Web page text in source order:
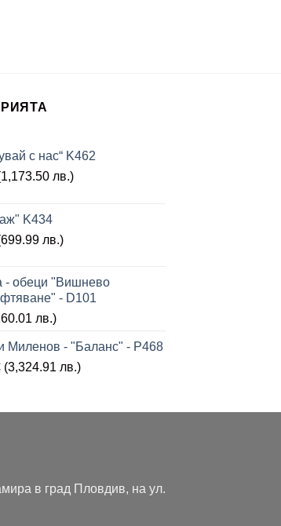
с нас“ K462
лв.)
K434
лв.)
- обеци "Вишнево
- D101
лв.)
Миленов - "Баланс" - P468
(3,324.91 лв.)
в град Пловдив, на ул.